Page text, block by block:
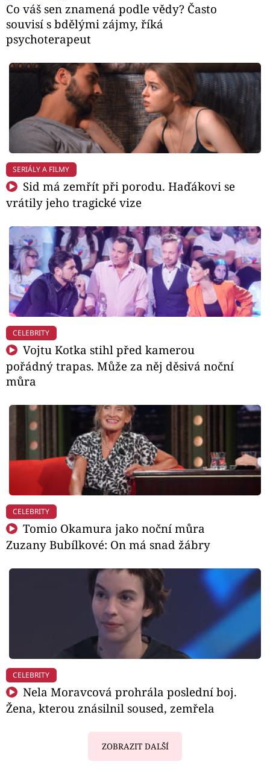
Co váš sen znamená podle vědy? Často
souvisí s bdělými zájmy, říká
psychoterapeut
SERIÁLY A FILMY
Sid má zemřít při porodu. Haďákovi se
vrátily jeho tragické vize
CELEBRITY
Vojtu Kotka stihl před kamerou
pořádný trapas. Může za něj děsivá noční
můra
CELEBRITY
Tomio Okamura jako noční můra
Zuzany Bubílkové: On má snad žábry
CELEBRITY
Nela Moravcová prohrála poslední boj.
Žena, kterou znásilnil soused, zemřela
ZOBRAZIT DALŠÍ